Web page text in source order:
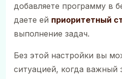
добавляете программу в
даете ей приоритетный
выполнение задач.
Без этой настройки вы
ситуацией, когда важный